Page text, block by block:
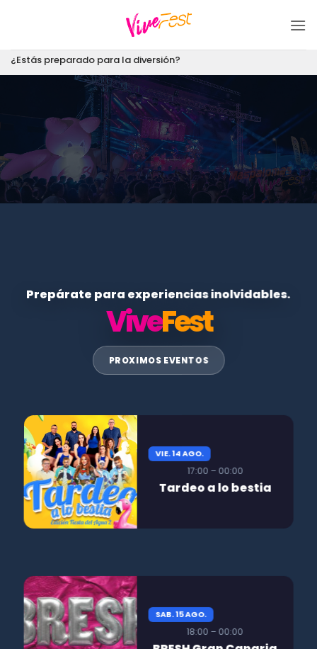
¿Estás preparado para la diversión?
Prepárate para experiencias inolvidables.
ViveFest
PROXIMOS EVENTOS
VIE. 14 AGO.
17:00 – 00:00
Tardeo a lo bestia
SAB. 15 AGO.
18:00 – 00:00